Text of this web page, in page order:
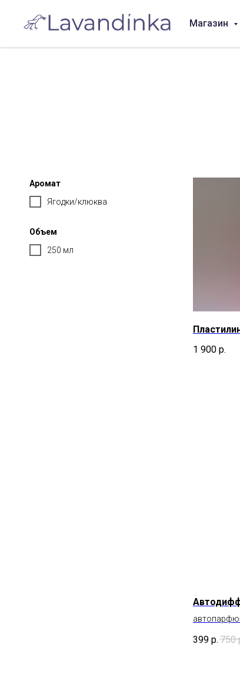
Магазин
Аромат
Ягодки/клюква
Объем
250 мл
1 900 р.
399 р. 750